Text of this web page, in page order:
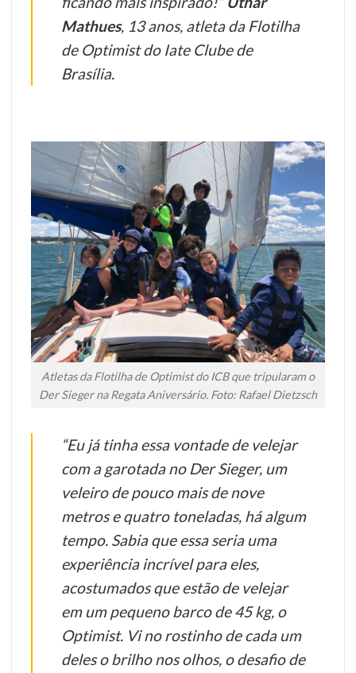
Mathues, 13 anos, atleta da Flotilha
de Optimist do Iate Clube de
Brasília.
Atletas da Flotilha de Optimist do ICB que tripularam o
Der Sieger na Regata Aniversário. Foto: Rafael Dietzsch
“Eu já tinha essa vontade de velejar
com a garotada no Der Sieger, um
veleiro de pouco mais de nove
metros e quatro toneladas, há algum
tempo. Sabia que essa seria uma
experiência incrível para eles,
acostumados que estão de velejar
em um pequeno barco de 45 kg, o
Optimist. Vi no rostinho de cada um
deles o brilho nos olhos, o desafio de